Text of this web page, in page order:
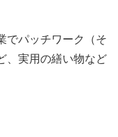
でパッチワーク（そ
、実用の繕い物など